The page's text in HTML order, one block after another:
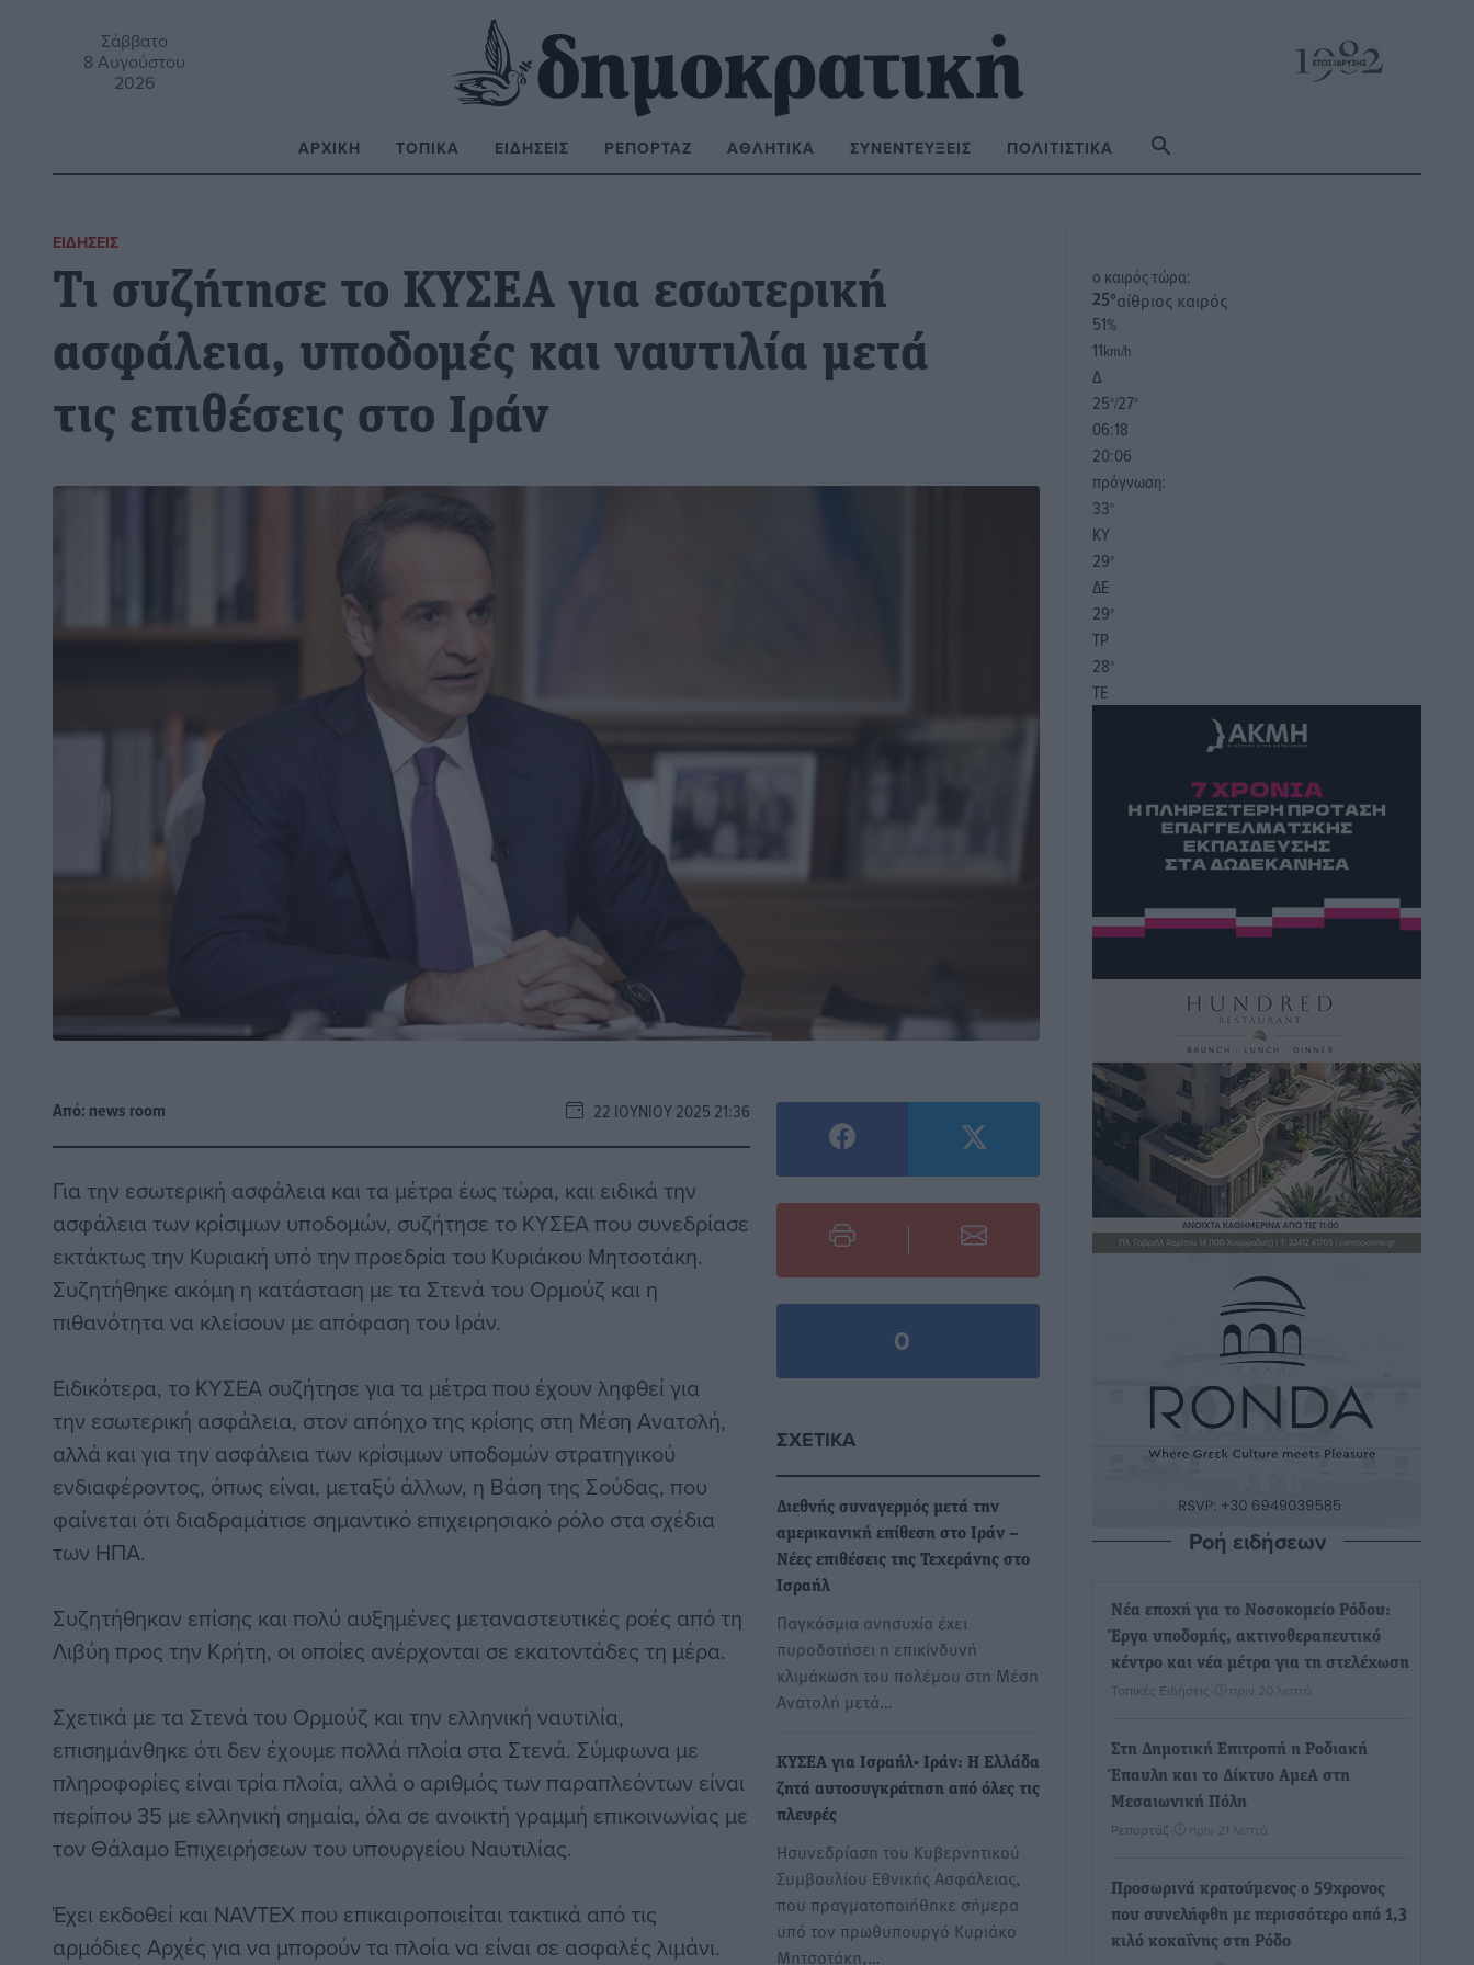
Σάββατο
8 Αυγούστου
2026
ΑΡΧΙΚΉ ΤΟΠΙΚΆ ΕΙΔΉΣΕΙΣ ΡΕΠΟΡΤΆΖ ΑΘΛΗΤΙΚΆ ΣΥΝΕΝΤΕΎΞΕΙΣ ΠΟΛΙΤΙΣΤΙΚΆ
ΕΙΔΉΣΕΙΣ
Τι συζήτησε το ΚΥΣΕΑ για εσωτερική
ασφάλεια, υποδομές και ναυτιλία μετά
τις επιθέσεις στο Ιράν
Από: news room 22 ΙΟΥΝΊΟΥ 2025 21:36
Για την εσωτερική ασφάλεια και τα μέτρα έως τώρα, και ειδικά την
ασφάλεια των κρίσιμων υποδομών, συζήτησε το ΚΥΣΕΑ που συνεδρίασε
εκτάκτως την Κυριακή υπό την προεδρία του Κυριάκου Μητσοτάκη.
Συζητήθηκε ακόμη η κατάσταση με τα Στενά του Ορμούζ και η
πιθανότητα να κλείσουν με απόφαση του Ιράν.
Ειδικότερα, το ΚΥΣΕΑ συζήτησε για τα μέτρα που έχουν ληφθεί για
την εσωτερική ασφάλεια, στον απόηχο της κρίσης στη Μέση Ανατολή,
αλλά και για την ασφάλεια των κρίσιμων υποδομών στρατηγικού
ενδιαφέροντος, όπως είναι, μεταξύ άλλων, η Βάση της Σούδας, που
φαίνεται ότι διαδραμάτισε σημαντικό επιχειρησιακό ρόλο στα σχέδια
των ΗΠΑ.
Συζητήθηκαν επίσης και πολύ αυξημένες μεταναστευτικές ροές από τη
Λιβύη προς την Κρήτη, οι οποίες ανέρχονται σε εκατοντάδες τη μέρα.
Σχετικά με τα Στενά του Ορμούζ και την ελληνική ναυτιλία,
επισημάνθηκε ότι δεν έχουμε πολλά πλοία στα Στενά. Σύμφωνα με
πληροφορίες είναι τρία πλοία, αλλά ο αριθμός των παραπλεόντων είναι
περίπου 35 με ελληνική σημαία, όλα σε ανοικτή γραμμή επικοινωνίας με
τον Θάλαμο Επιχειρήσεων του υπουργείου Ναυτιλίας.
Έχει εκδοθεί και NAVTEX που επικαιροποιείται τακτικά από τις
αρμόδιες Αρχές για να μπορούν τα πλοία να είναι σε ασφαλές λιμάνι.
0
ΣΧΕΤΙΚΆ
Διεθνής συναγερμός μετά την
αμερικανική επίθεση στο Ιράν –
Νέες επιθέσεις της Τεχεράνης στο
Ισραήλ
Παγκόσμια ανησυχία έχει
πυροδοτήσει η επικίνδυνή
κλιμάκωση του πολέμου στη Μέση
Ανατολή μετά…
ΚΥΣΕΑ για Ισραήλ- Ιράν: Η Ελλάδα
ζητά αυτοσυγκράτηση από όλες τις
πλευρές
Ησυνεδρίαση του Κυβερνητικού
Συμβουλίου Εθνικής Ασφάλειας,
που πραγματοποιήθηκε σήμερα
υπό τον πρωθυπουργό Κυριάκο
Μητσοτάκη,…
o καιρός τώρα:
25°αίθριος καιρός
51%
11km/h
Δ
25°/27°
06:18
20:06
πρόγνωση:
33°
ΚΥ
29°
ΔΕ
29°
ΤΡ
28°
ΤΕ
Ροή ειδήσεων
Νέα εποχή για το Νοσοκομείο Ρόδου:
Έργα υποδομής, ακτινοθεραπευτικό
κέντρο και νέα μέτρα για τη στελέχωση
Τοπικές Ειδήσεις πριν 20 λεπτά
Στη Δημοτική Επιτροπή η Ροδιακή
Έπαυλη και το Δίκτυο ΑμεΑ στη
Μεσαιωνική Πόλη
Ρεπορτάζ πριν 21 λεπτά
Προσωρινά κρατούμενος ο 59χρονος
που συνελήφθη με περισσότερο από 1,3
κιλό κοκαΐνης στη Ρόδο